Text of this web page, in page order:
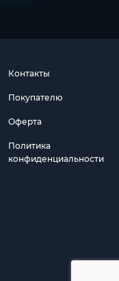
Контакты
Покупателю
Оферта
Политика
конфиденциальности